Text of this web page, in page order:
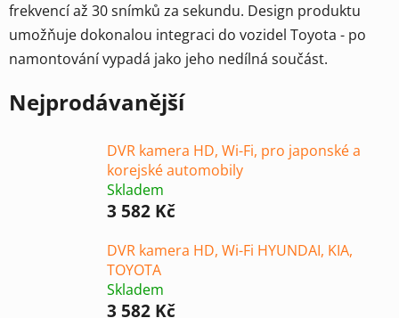
frekvencí až 30 snímků za sekundu. Design produktu
umožňuje dokonalou integraci do vozidel Toyota - po
namontování vypadá jako jeho nedílná součást.
Nejprodávanější
DVR kamera HD, Wi-Fi, pro japonské a
korejské automobily
Skladem
3 582 Kč
DVR kamera HD, Wi-Fi HYUNDAI, KIA,
TOYOTA
Skladem
3 582 Kč